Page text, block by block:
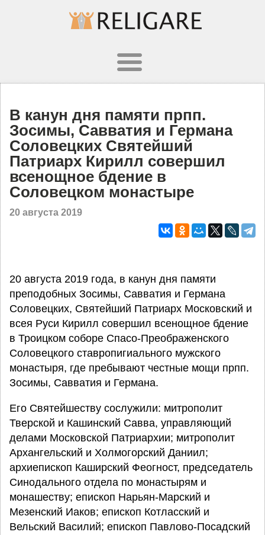
В канун дня памяти прпп.
Зосимы, Савватия и Германа
Соловецких Святейший
Патриарх Кирилл совершил
всенощное бдение в
Соловецком монастыре
20 августа 2019
20 августа 2019 года, в канун дня памяти
преподобных Зосимы, Савватия и Германа
Соловецких, Святейший Патриарх Московский и
всея Руси Кирилл совершил всенощное бдение
в Троицком соборе Спасо-Преображенского
Соловецкого ставропигиального мужского
монастыря, где пребывают честные мощи прпп.
Зосимы, Савватия и Германа.
Его Святейшеству сослужили: митрополит
Тверской и Кашинский Савва, управляющий
делами Московской Патриархии; митрополит
Архангельский и Холмогорский Даниил;
архиепископ Каширский Феогност, председатель
Синодального отдела по монастырям и
монашеству; епископ Нарьян-Марский и
Мезенский Иаков; епископ Котласский и
Вельский Василий; епископ Павлово-Посадский